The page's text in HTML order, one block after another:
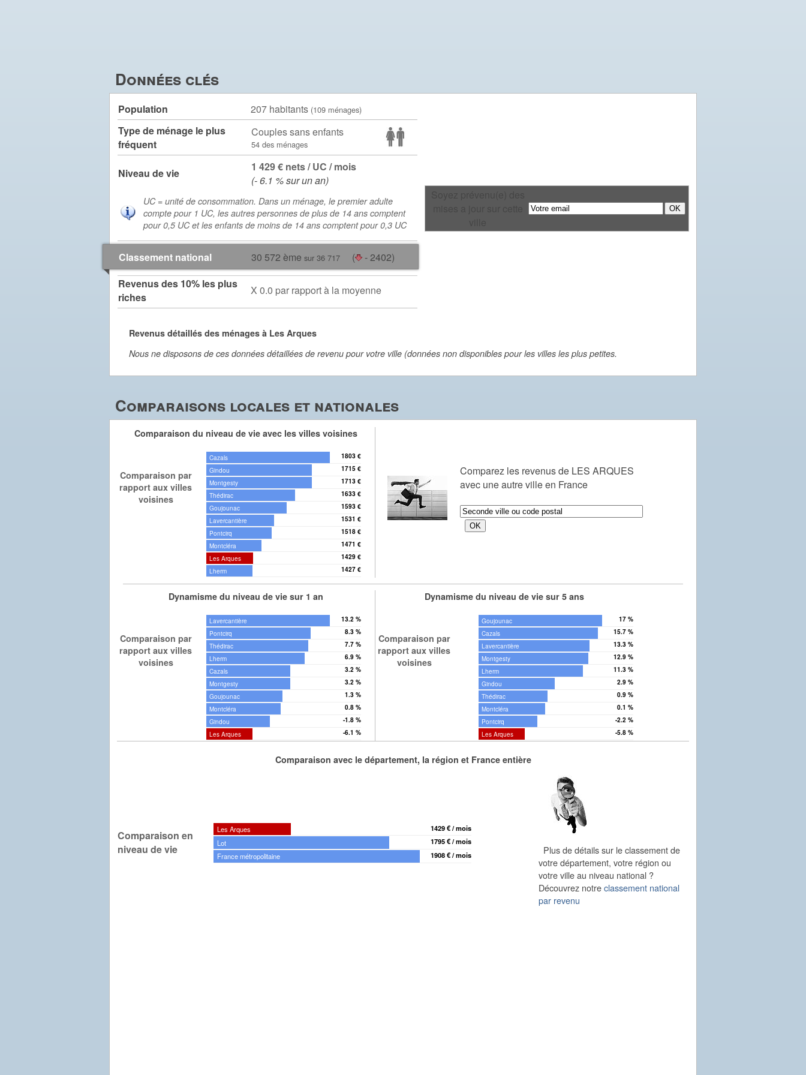
Données clés
Population 207 habitants (109 ménages)
Type de ménage le plus
fréquent
Couples sans enfants
54 des ménages
Niveau de vie
1 429 € nets / UC / mois
(- 6.1 % sur un an)
UC = unité de consommation. Dans un ménage, le premier adulte
compte pour 1 UC, les autres personnes de plus de 14 ans comptent
pour 0,5 UC et les enfants de moins de 14 ans comptent pour 0,3 UC
Classement national 30 572 ème sur 36 717 (
- 2402)
Revenus des 10% les plus
riches
X 0.0 par rapport à la moyenne
Revenus détaillés des ménages à Les Arques
Nous ne disposons de ces données détaillées de revenu pour votre ville (données non disponibles pour les villes les plus petites.
Comparaisons locales et nationales
Comparaison du niveau de vie avec les villes voisines
Comparaison par
rapport aux villes
voisines
Cazals 1803 €
Gindou 1715 €
Montgesty 1713 €
Thédirac 1633 €
Goujounac 1593 €
Lavercantière 1531 €
Pontcirq 1518 €
Montcléra 1471 €
Les Arques 1429 €
Lherm 1427 €
Comparez les revenus de LES ARQUES
avec une autre ville en France
Dynamisme du niveau de vie sur 1 an
Comparaison par
rapport aux villes
voisines
Lavercantière 13.2 %
Pontcirq 8.3 %
Thédirac 7.7 %
Lherm 6.9 %
Cazals 3.2 %
Montgesty 3.2 %
Goujounac 1.3 %
Montcléra 0.8 %
Gindou -1.8 %
Les Arques -6.1 %
Dynamisme du niveau de vie sur 5 ans
Comparaison par
rapport aux villes
voisines
Goujounac 17 %
Cazals 15.7 %
Lavercantière 13.3 %
Montgesty 12.9 %
Lherm 11.3 %
Gindou 2.9 %
Thédirac 0.9 %
Montcléra 0.1 %
Pontcirq -2.2 %
Les Arques -5.8 %
Comparaison avec le département, la région et France entière
Comparaison en
niveau de vie
Les Arques
1429 € / mois
Lot
1795 € / mois
France métropolitaine
1908 € / mois
Plus de détails sur le classement de
votre département, votre région ou
votre ville au niveau national ?
Découvrez notreclassement national
par revenu